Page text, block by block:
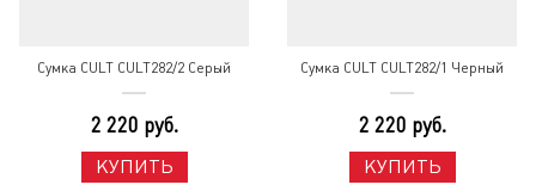
Сумка CULT CULT282/2 Серый
2 220 руб.
КУПИТЬ
Сумка CULT CULT282/1 Черный
2 220 руб.
КУПИТЬ